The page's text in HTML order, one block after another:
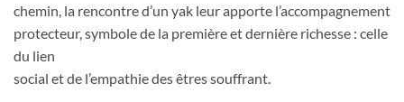
chemin, la rencontre d’un yak leur apporte l’accompagnement
protecteur, symbole de la première et dernière richesse : celle
du lien
social et de l’empathie des êtres souffrant.